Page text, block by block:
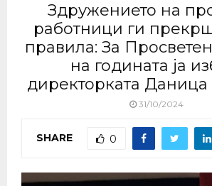
Здружението на
работници ги
правила: За
на годината ја
директорката Даница
31/10/2024
SHARE 0